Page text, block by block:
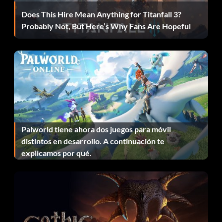
traje de Spider-Man de la 1ª película Power Rangers, Ben
Reilly, Scarlett Spider, Battle Ravaged Spider-Man,
Unmasked Spider-Man.
Lucha Lagarto
Supera Battle Arena una vez hayas completado el modo
historia. Busca la tapa de alcantarilla abierta cerca de la
pizzería. Solo podrás acceder a ella por la noche, entre la
medianoche y las 3 de la madrugada.
Referencia buitre
Si te acercas a una de las gárgolas situadas en el Chrysler
Buidling, encontrarás algunas de las plumas del Buitre. Se
trata de una referencia a la batalla contra el jefe Buitre de
Does This Hire Mean Anything for Titanfall 3?
Probably Not, But Here’s Why Fans Are Hopeful
Palworld tiene ahora dos juegos para móvil
distintos en desarrollo. A continuación te
explicamos por qué.